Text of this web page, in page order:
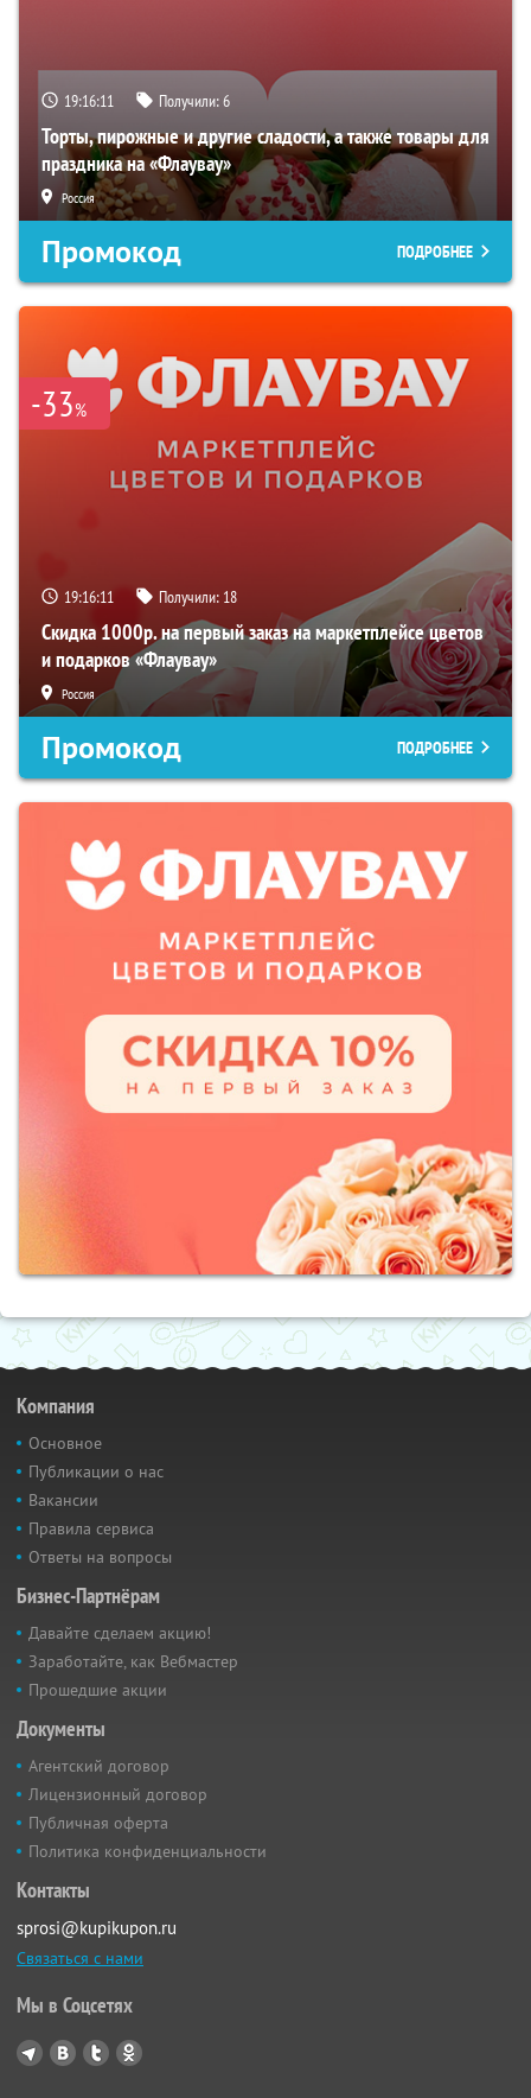
19:16:10 Получили:6
Торты, пирожные и другие сладости, а также товары для
праздника на «Флаувау»
Россия
Промокод ПОДРОБНЕЕ
-33%
19:16:10 Получили: 18
Скидка 1000р. на первый заказ на маркетплейсе цветов
и подарков «Флаувау»
Россия
Промокод ПОДРОБНЕЕ
Компания
Основное
Публикации о нас
Вакансии
Правила сервиса
Ответы на вопросы
Бизнес-Партнёрам
Давайте сделаем акцию!
Заработайте, как Вебмастер
Прошедшие акции
Документы
Агентский договор
Лицензионный договор
Публичная оферта
Политика конфиденциальности
Контакты
sprosi@kupikupon.ru
Связаться с нами
Мы в Соцсетях